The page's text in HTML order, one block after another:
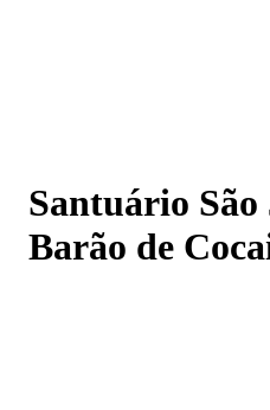
Santuário
Barão de